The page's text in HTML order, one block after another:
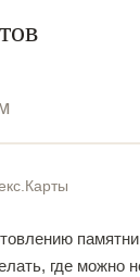
где можно